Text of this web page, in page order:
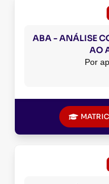
ABA - ANÁLISE
AO
Por